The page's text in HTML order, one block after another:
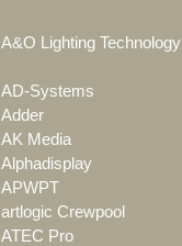
A&O Lighting Technology
AD-Systems
Adder
AK Media
Alphadisplay
APWPT
artlogic Crewpool
ATEC Pro